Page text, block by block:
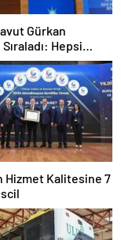
Gürkan
Hepsi
Giriyor !
Hizmet Kalitesine 7